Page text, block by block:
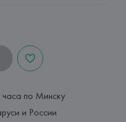
часа по Минску
и России